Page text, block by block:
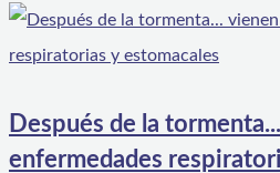
Después de la
enfermedades